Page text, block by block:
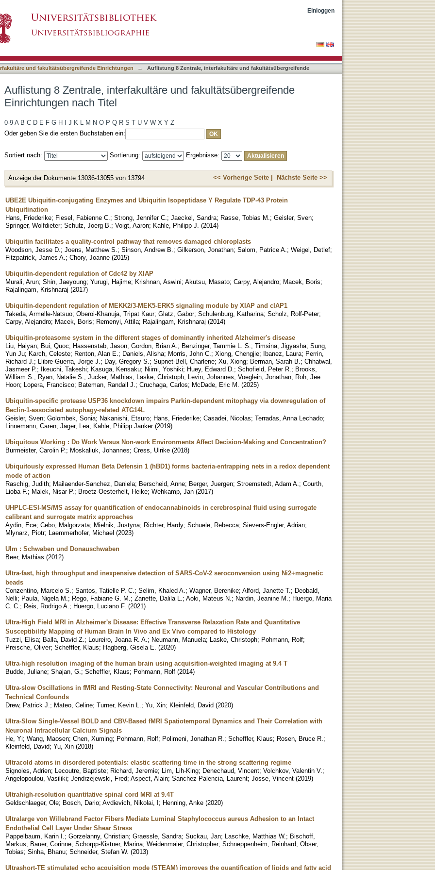
Einloggen
und fakultätsübergreifende Einrichtungen →
Auflistung 8 Zentrale, interfakultäre und fakultätsübergreifende
Auflistung 8 Zentrale, interfakultäre und fakultätsübergreifende
Einrichtungen nach Titel
0-9 A B C D E F G H J K L M N O P Q R S T U V W X Y Z
Oder geben Sie die ersten Buchstaben ein:
Sortiert nach: Sortierung: Ergebnisse:
Anzeige der Dokumente 13036-13055 von 13794 << Vorherige Seite | Nächste Seite >>
UBE2E Ubiquitin-conjugating Enzymes and Ubiquitin Isopeptidase Y Regulate TDP-43 Protein
Ubiquitination
Hans, Friederike; Fiesel, Fabienne C. ; Strong, Jennifer C. ; Jaeckel, Sandra; Rasse, Tobias M. ; Geisler, Sven;
Springer, Wolfdieter; Schulz, Joerg B. ; Voigt, Aaron; Kahle, Philipp J. (2014)
Ubiquitin facilitates a quality-control pathway that removes damaged chloroplasts
Woodson, Jesse D. ; Joens, Matthew S. ; Sinson, Andrew B. ; Gilkerson, Jonathan; Salom, Patrice A. ; Weigel, Detlef;
Fitzpatrick, James A. ; Chory, Joanne (2015)
Ubiquitin-dependent regulation of Cdc42 by XIAP
Murali, Arun; Shin, Jaeyoung; Yurugi, Hajime; Krishnan, Aswini; Akutsu, Masato; Carpy, Alejandro; Macek, Boris;
Rajalingam, Krishnaraj (2017)
Ubiquitin-dependent regulation of MEKK2/3-MEK5-ERK5 signaling module by XIAP and cIAP1
Takeda, Armelle-Natsuo; Oberoi-Khanuja, Tripat Kaur; Glatz, Gabor; Schulenburg, Katharina; Scholz, Rolf-Peter;
Carpy, Alejandro; Macek, Boris; Remenyi, Attila; Rajalingam, Krishnaraj (2014)
Ubiquitin-proteasome system in the different stages of dominantly inherited Alzheimer's disease
Liu, Haiyan; Bui, Quoc; Hassenstab, Jason; Gordon, Brian A. ; Benzinger, Tammie L. S. ; Timsina, Jigyasha; Sung,
Yun Ju; Karch, Celeste; Renton, Alan E. ; Daniels, Alisha; Morris, John C. ; Xiong, Chengjie; Ibanez, Laura; Perrin,
Richard J. ; Llibre-Guerra, Jorge J. ; Day, Gregory S. ; Supnet-Bell, Charlene; Xu, Xiong; Berman, Sarah B. ; Chhatwal,
Jasmeer P. ; Ikeuchi, Takeshi; Kasuga, Kensaku; Niimi, Yoshiki; Huey, Edward D. ; Schofield, Peter R. ; Brooks,
William S. ; Ryan, Natalie S. ; Jucker, Mathias; Laske, Christoph; Levin, Johannes; Voeglein, Jonathan; Roh, Jee
Hoon; Lopera, Francisco; Bateman, Randall J. ; Cruchaga, Carlos; McDade, Eric M. (2025)
Ubiquitin-specific protease USP36 knockdown impairs Parkin-dependent mitophagy via downregulation of
Beclin-1-associated autophagy-related ATG14L
Geisler, Sven; Golombek, Sonia; Nakanishi, Etsuro; Hans, Friederike; Casadei, Nicolas; Terradas, Anna Lechado;
Linnemann, Caren; Jäger, Lea; Kahle, Philipp Janker (2019)
Ubiquitous Working : Do Work Versus Non-work Environments Affect Decision-Making and Concentration?
Burmeister, Carolin P. ; Moskaliuk, Johannes; Cress, Ulrike (2018)
Ubiquitously expressed Human Beta Defensin 1 (hBD1) forms bacteria-entrapping nets in a redox dependent
mode of action
Raschig, Judith; Mailaender-Sanchez, Daniela; Berscheid, Anne; Berger, Juergen; Stroemstedt, Adam A. ; Courth,
Lioba F. ; Malek, Nisar P. ; Broetz-Oesterhelt, Heike; Wehkamp, Jan (2017)
UHPLC-ESI-MS/MS assay for quantification of endocannabinoids in cerebrospinal fluid using surrogate
calibrant and surrogate matrix approaches
Aydin, Ece; Cebo, Malgorzata; Mielnik, Justyna; Richter, Hardy; Schuele, Rebecca; Sievers-Engler, Adrian;
Mlynarz, Piotr; Laemmerhofer, Michael (2023)
Ulm : Schwaben und Donauschwaben
Beer, Mathias (2012)
Ultra-fast, high throughput and inexpensive detection of SARS-CoV-2 seroconversion using Ni2+magnetic
beads
Conzentino, Marcelo S. ; Santos, Tatielle P. C. ; Selim, Khaled A. ; Wagner, Berenike; Alford, Janette T. ; Deobald,
Nelli; Paula, Nigela M. ; Rego, Fabiane G. M. ; Zanette, Dalila L. ; Aoki, Mateus N. ; Nardin, Jeanine M. ; Huergo, Maria
C. C. ; Reis, Rodrigo A. ; Huergo, Luciano F. (2021)
Ultra-High Field MRI in Alzheimer's Disease: Effective Transverse Relaxation Rate and Quantitative
Susceptibility Mapping of Human Brain In Vivo and Ex Vivo compared to Histology
Tuzzi, Elisa; Balla, David Z. ; Loureiro, Joana R. A. ; Neumann, Manuela; Laske, Christoph; Pohmann, Rolf;
Preische, Oliver; Scheffler, Klaus; Hagberg, Gisela E. (2020)
Ultra-high resolution imaging of the human brain using acquisition-weighted imaging at 9.4 T
Budde, Juliane; Shajan, G. ; Scheffler, Klaus; Pohmann, Rolf (2014)
Ultra-slow Oscillations in fMRI and Resting-State Connectivity: Neuronal and Vascular Contributions and
Technical Confounds
Drew, Patrick J. ; Mateo, Celine; Turner, Kevin L. ; Yu, Xin; Kleinfeld, David (2020)
Ultra-Slow Single-Vessel BOLD and CBV-Based fMRI Spatiotemporal Dynamics and Their Correlation with
Neuronal Intracellular Calcium Signals
He, Yi; Wang, Maosen; Chen, Xuming; Pohmann, Rolf; Polimeni, Jonathan R. ; Scheffler, Klaus; Rosen, Bruce R. ;
Kleinfeld, David; Yu, Xin (2018)
Ultracold atoms in disordered potentials: elastic scattering time in the strong scattering regime
Signoles, Adrien; Lecoutre, Baptiste; Richard, Jeremie; Lim, Lih-King; Denechaud, Vincent; Volchkov, Valentin V. ;
Angelopoulou, Vasiliki; Jendrzejewski, Fred; Aspect, Alain; Sanchez-Palencia, Laurent; Josse, Vincent (2019)
Ultrahigh-resolution quantitative spinal cord MRI at 9.4T
Geldschlaeger, Ole; Bosch, Dario; Avdievich, Nikolai, I; Henning, Anke (2020)
Ultralarge von Willebrand Factor Fibers Mediate Luminal Staphylococcus aureus Adhesion to an Intact
Endothelial Cell Layer Under Shear Stress
Pappelbaum, Karin I. ; Gorzelanny, Christian; Graessle, Sandra; Suckau, Jan; Laschke, Matthias W. ; Bischoff,
Markus; Bauer, Corinne; Schorpp-Kistner, Marina; Weidenmaier, Christopher; Schneppenheim, Reinhard; Obser,
Tobias; Sinha, Bhanu; Schneider, Stefan W. (2013)
Ultrashort-TE stimulated echo acquisition mode (STEAM) improves the quantification of lipids and fatty acid